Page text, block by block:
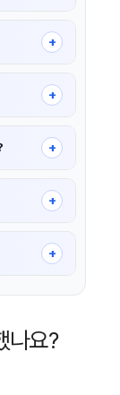
+
환불
+
세요.
+
다.
+
+
나요?